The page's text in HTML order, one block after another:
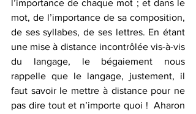
l’importance de chaque mot ; et dans le
mot, de l’importance de sa composition,
de ses syllabes, de ses lettres. En étant
une mise à distance incontrôlée vis-à-vis
du langage, le bégaiement nous
rappelle que le langage, justement, il
faut savoir le mettre à distance pour ne
pas dire tout et n’importe quoi !  Aharon